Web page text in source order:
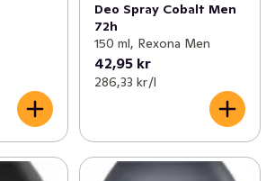
Deo Spray Cobalt Men
72h
150 ml, Rexona Men
42,95 kr
286,33 kr /l